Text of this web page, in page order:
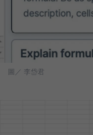
圖／ 李岱君